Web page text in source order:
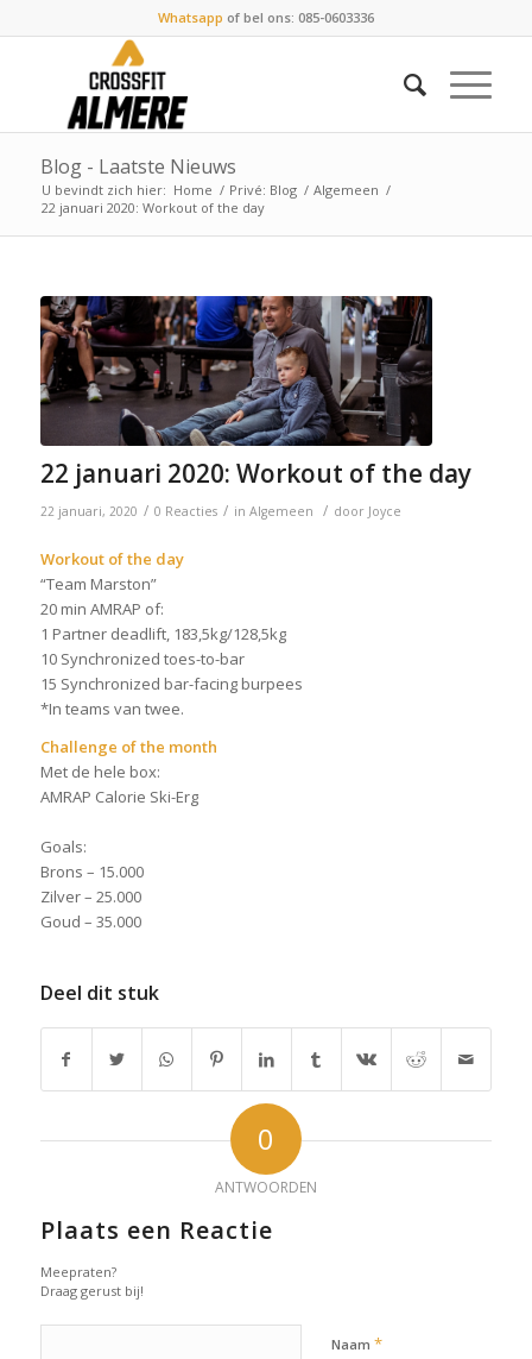
Whatsapp of bel ons: 085-0603336
Blog - Laatste Nieuws
U bevindt zich hier: Home / Privé: Blog / Algemeen /
22 januari 2020: Workout of the day
22 januari 2020: Workout of the day
22 januari, 2020 / 0 Reacties / in Algemeen / door Joyce
Workout of the day
“Team Marston”
20 min AMRAP of:
1 Partner deadlift, 183,5kg/128,5kg
10 Synchronized toes-to-bar
15 Synchronized bar-facing burpees
*In teams van twee.
Challenge of the month
Met de hele box:
AMRAP Calorie Ski-Erg
Goals:
Brons – 15.000
Zilver – 25.000
Goud – 35.000
Deel dit stuk
0
ANTWOORDEN
Plaats een Reactie
Meepraten?
Draag gerust bij!
Naam *